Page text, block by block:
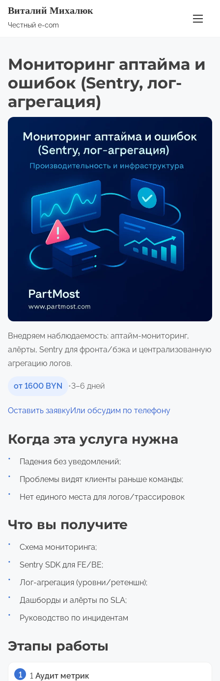
Виталий Михалюк
Честный e-com
Мониторинг аптайма и
ошибок (Sentry, лог-
агрегация)
Внедряем наблюдаемость: аптайм-мониторинг,
алёрты, Sentry для фронта/бэка и централизованную
агрегацию логов.
от 1600 BYN •3–6 дней
Оставить заявкуИли обсудим по телефону
Когда эта услуга нужна
Падения без уведомлений;
Проблемы видят клиенты раньше команды;
Нет единого места для логов/трассировок
Что вы получите
Схема мониторинга;
Sentry SDK для FE/BE;
Лог-агрегация (уровни/ретеншн);
Дашборды и алёрты по SLA;
Руководство по инцидентам
Этапы работы
1 Аудит метрик